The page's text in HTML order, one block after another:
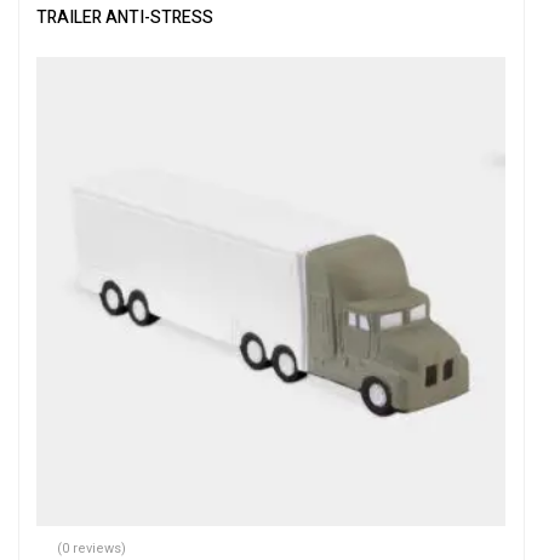
TRAILER ANTI-STRESS
(0 reviews)